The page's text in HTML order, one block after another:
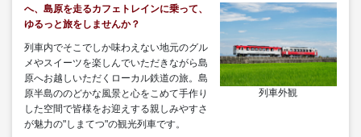
列車外観
へ、島原を走るカフェトレインに乗って、
ゆるっと旅をしませんか？
列車内でそこでしか味わえない地元のグル
メやスイーツを楽しんでいただきながら島
原へお越しいただくローカル鉄道の旅。島
原半島ののどかな風景と心をこめて手作り
した空間で皆様をお迎えする親しみやすさ
が魅力の"しまてつ"の観光列車です。